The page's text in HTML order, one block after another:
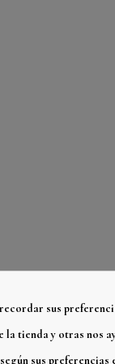
sus
la tienda y otras nos
sus preferencias